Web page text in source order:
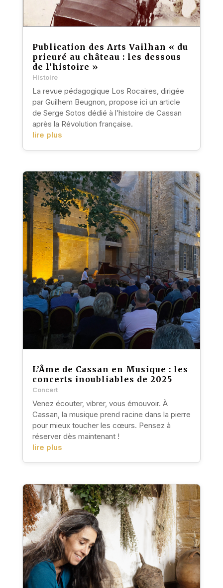
Publication des Arts Vailhan « du
prieuré au château : les dessous
de l’histoire »
Histoire
La revue pédagogique Los Rocaires, dirigée
par Guilhem Beugnon, propose ici un article
de Serge Sotos dédié à l’histoire de Cassan
après la Révolution française.
lire plus
L’Âme de Cassan en Musique : les
concerts inoubliables de 2025
Concert
Venez écouter, vibrer, vous émouvoir. À
Cassan, la musique prend racine dans la pierre
pour mieux toucher les cœurs. Pensez à
réserver dès maintenant !
lire plus